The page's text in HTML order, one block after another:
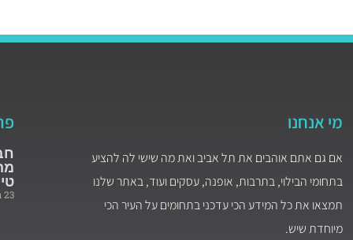
מי אנחנו
אם גם אתם אוהבים את תל אביב ואת מה שישי לה להציע
בתחומי הבילוי, בתרבות, אופנה, עסקים ועוד, באתר שלנו
תמצאו את כל המידע הכי עדכני בתחומים על העיר הכי
מיוחדת שיש.
23 באפריל 2023